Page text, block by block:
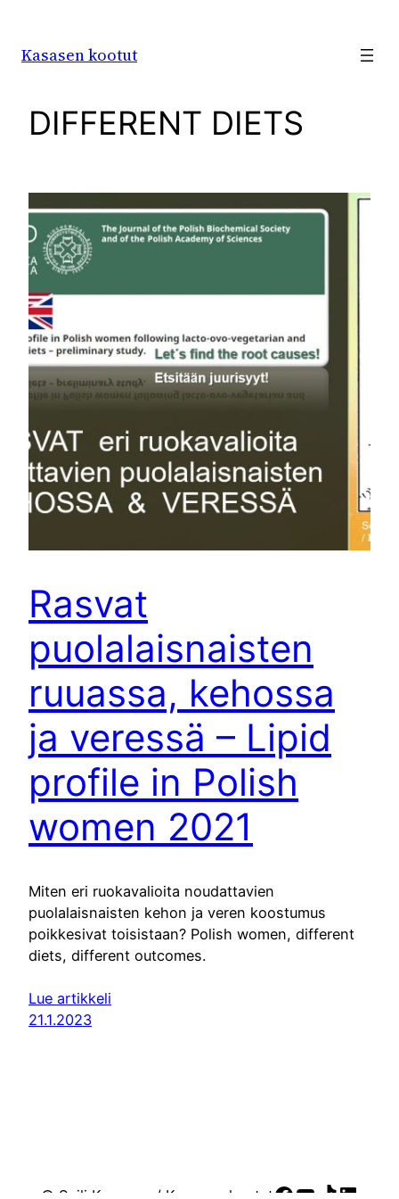
Kasasen kootut
DIFFERENT DIETS
Rasvat
puolalaisnaisten
ruuassa, kehossa
ja veressä – Lipid
profile in Polish
women 2021
Miten eri ruokavalioita noudattavien
puolalaisnaisten kehon ja veren koostumus
poikkesivat toisistaan? Polish women, different
diets, different outcomes.
Lue artikkeli
21.1.2023
© Soili Kasanen / Kasasen kootut Facebook
YouTube
TikTok